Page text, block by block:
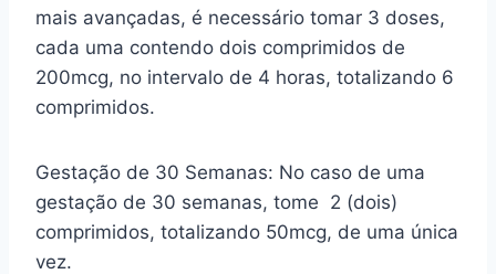
mais avançadas, é necessário tomar 3 doses,
cada uma contendo dois comprimidos de
200mcg, no intervalo de 4 horas, totalizando 6
comprimidos.
Gestação de 30 Semanas: No caso de uma
gestação de 30 semanas, tome 2 (dois)
comprimidos, totalizando 50mcg, de uma única
vez.